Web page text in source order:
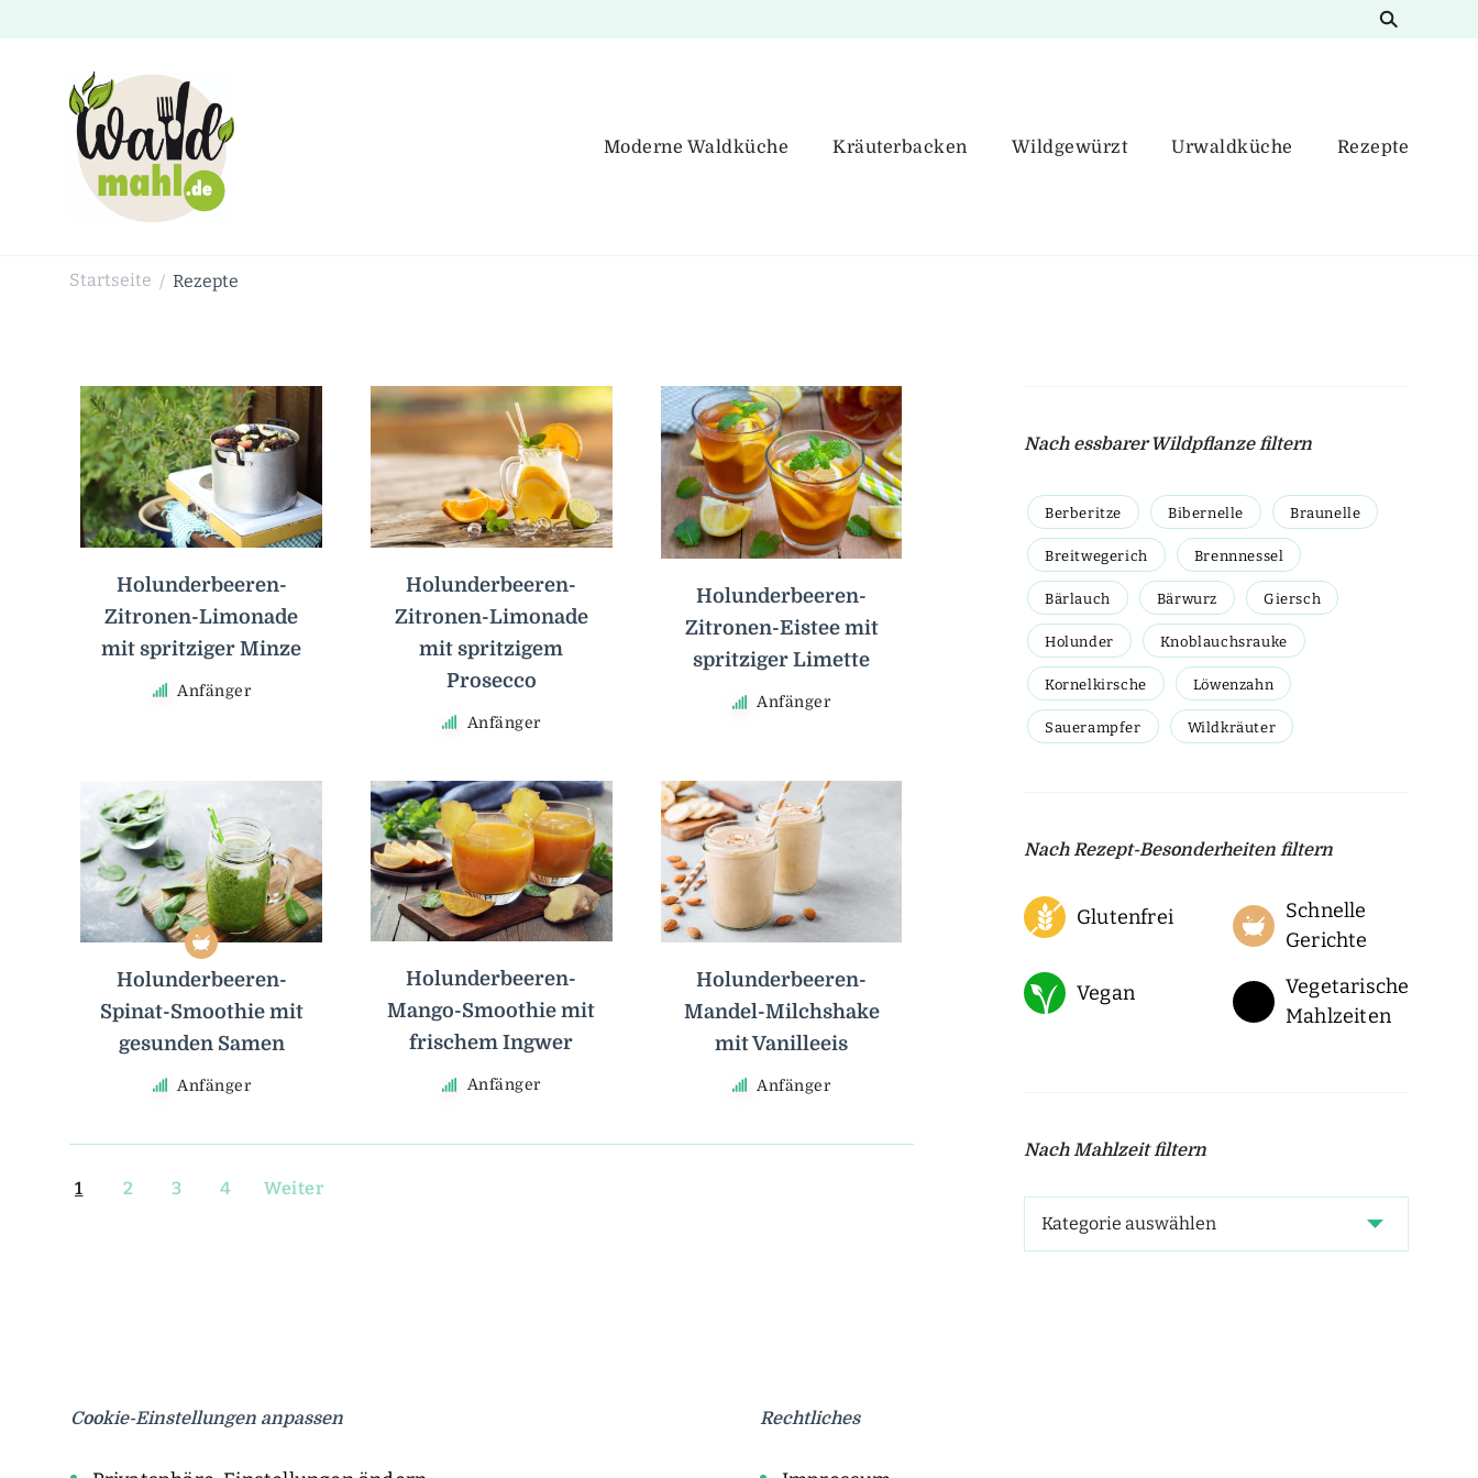
Moderne Waldküche Kräuterbacken Wildgewürzt Urwaldküche Rezepte
Startseite / Rezepte
Holunderbeeren-
Zitronen-Limonade
mit spritziger Minze
Anfänger
Holunderbeeren-
Zitronen-Limonade
mit spritzigem
Prosecco
Anfänger
Holunderbeeren-
Zitronen-Eistee mit
spritziger Limette
Anfänger
Holunderbeeren-
Spinat-Smoothie mit
gesunden Samen
Anfänger
Holunderbeeren-
Mango-Smoothie mit
frischem Ingwer
Anfänger
Holunderbeeren-
Mandel-Milchshake
mit Vanilleeis
Anfänger
1 2 3 4 Weiter
Nach essbarer Wildpflanze filtern
Berberitze Bibernelle Braunelle
Breitwegerich Brennnessel
Bärlauch Bärwurz Giersch
Holunder Knoblauchsrauke
Kornelkirsche Löwenzahn
Sauerampfer Wildkräuter
Nach Rezept-Besonderheiten filtern
Glutenfrei
Schnelle
Gerichte
Vegan
Vegetarische
Mahlzeiten
Nach Mahlzeit filtern
Cookie-Einstellungen anpassen Rechtliches